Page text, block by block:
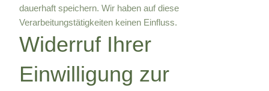
dauerhaft speichern. Wir haben auf diese
Verarbeitungstätigkeiten keinen Einfluss.
Widerruf Ihrer
Einwilligung zur